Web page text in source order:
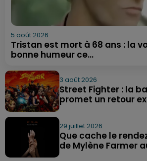
5 août 2026
Tristan est mort à 68 ans : la
bonne humeur ce...
3 août 2026
Street Fighter : la
promet un retour
29 juillet 2026
Que cache le
de Mylène Farmer